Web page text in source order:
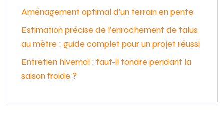
Aménagement optimal d’un terrain en pente
Estimation précise de l’enrochement de talus
au mètre : guide complet pour un projet réussi
Entretien hivernal : faut-il tondre pendant la
saison froide ?